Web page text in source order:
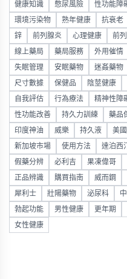
健康知識 憋尿風險 性功能障
環境污染物 熟年健康 抗衰老
鋅 前列腺炎 心理健康 前
線上藥局 藥局服務 外用催情
失眠管理 安眠藥物 迷姦藥物
尺寸數據 保健品 陰莖健康
自我評估 行為療法 精神性障
性功能改善 持久力訓練 藥品
印度神油 威樂 持久液 美
新加坡市場 使用方法 達泊西汀
假藥分辨 必利吉 果凍偉哥
正品辨識 購買指南 威而鋼
犀利士 壯陽藥物 泌尿科
勃起功能 男性健康 更年期
女性健康